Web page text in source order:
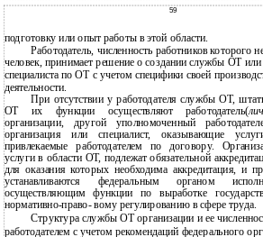
59
подготовку или опыт работы в этой области.
Работодатель, численность работников которого
человек, принимает решение о создании службы ОТ или
специалиста по ОТ с учетом специфики своей
деятельности.
При отсутствии у работодателя службы ОТ,
ОТ их функции осуществляют работодатель(
организации, другой уполномоченный
организация или специалист, оказывающие
привлекаемые работодателем по договору.
услуги в области ОТ, подлежат обязательной
для оказания которых необходима аккредитация, и
устанавливаются федеральным органом
осуществляющим функции по выработке
нормативно-право- вому регулированию в сфере труда.
Структура службы ОТ организации и ее
работодателем с учетом рекомендаций федерального